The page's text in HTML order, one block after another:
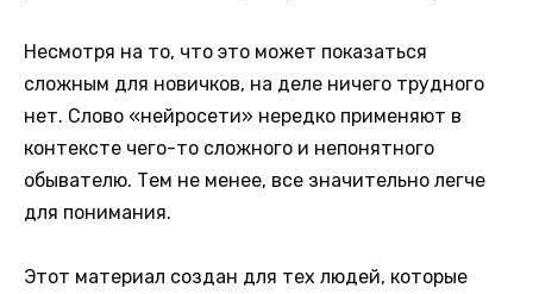
Несмотря на то, что это может показаться
сложным для новичков, на деле ничего трудного
нет. Слово «нейросети» нередко применяют в
контексте чего-то сложного и непонятного
обывателю. Тем не менее, все значительно легче
для понимания.
Этот материал создан для тех людей, которые